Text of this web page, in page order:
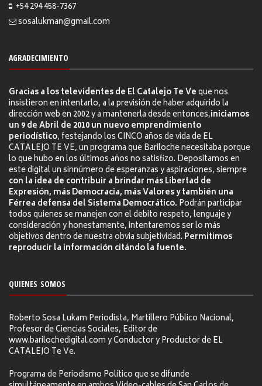
+54 294 458-7367
sosalukman@gmail.com
AGRADECIMIENTO
Gracias a los televidentes de El Catalejo Te Veque nos
insistieron en intentarlo, a la previsión de haber adquirido la
dirección web en 2002 y a mantenerla desde entonces,iniciamos
un 9 de Abril de 2010 un nuevo emprendimiento
periodístico, festejando los CINCO años de vida de EL
CATALEJO TE VE, un programa que Bariloche necesitaba porque
lo que hubo en los últimos años no satisfizo. Depositamos en
este digital un sinnúmero de esperanzas y aspiraciones, siempre
con la idea de contribuir a brindar más Libertad de
Expresión, más Democracia, más Valores y también una
Férrea defensa del Sistema Democrático. Podrán participar
todos quienes se manejen con el debito respeto, lenguaje y
consideración y honestamente, intentaremos ser lo más
objetivos dentro de nuestra obvia subjetividad. Permitimos
reproducir la información citándo la fuente.
QUIENES SOMOS
Roberto Sosa Lukam Periodista, Martillero Público Nacional,
Profesor de Ciencias Sociales, Editor de
www.barilochedigital.com y Conductor y Productor de EL
CATALEJO Te Ve.
Programa de Periodismo Político que se difunde